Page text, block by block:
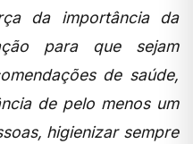
da importância da
para que sejam
de saúde,
de pelo menos um
higienizar sempre